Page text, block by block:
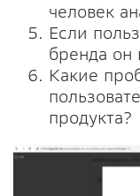
человек
Если
бренда он
Какие
продукта?